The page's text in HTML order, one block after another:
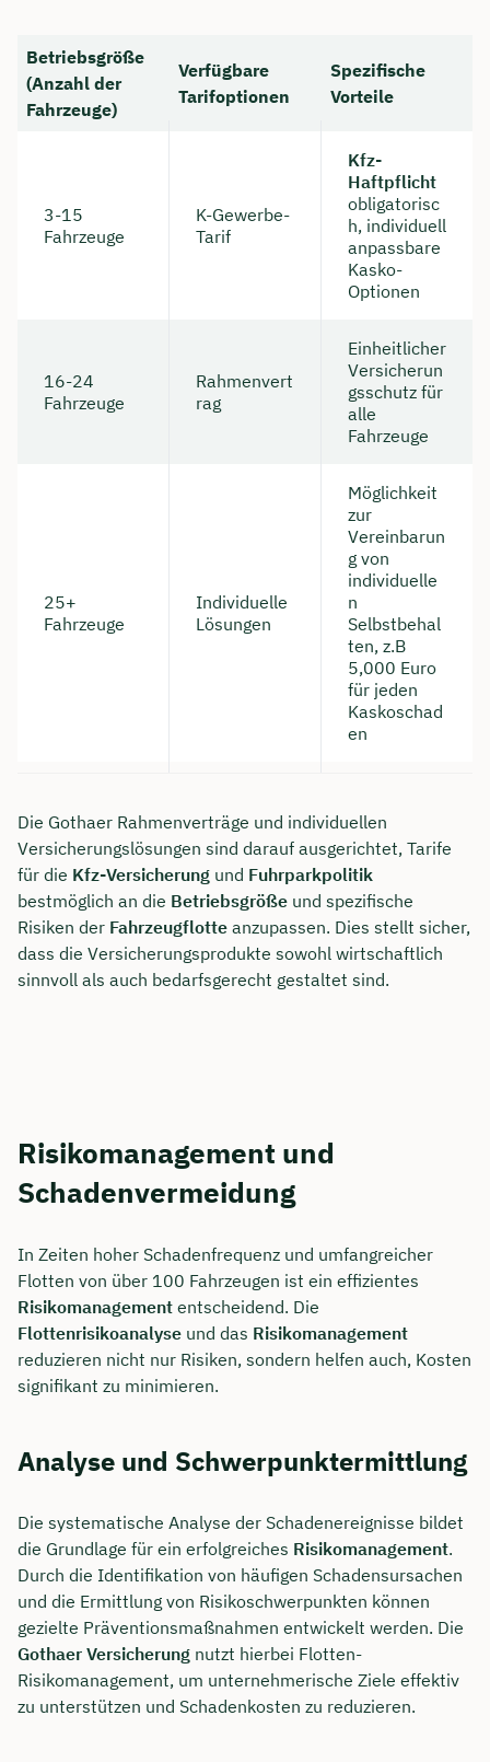
Betriebsgröße
(Anzahl der
Fahrzeuge)
Verfügbare
Tarifoptionen
Spezifische
Vorteile
3-15
Fahrzeuge
K-Gewerbe-
Tarif
Kfz-
Haftpflicht
obligatorisc
h, individuell
anpassbare
Kasko-
Optionen
16-24
Fahrzeuge
Rahmenvert
rag
Einheitlicher
Versicherun
gsschutz für
alle
Fahrzeuge
25+
Fahrzeuge
Individuelle
Lösungen
Möglichkeit
zur
Vereinbarun
g von
individuelle
n
Selbstbehal
ten, z.B
5,000 Euro
für jeden
Kaskoschad
en
Die Gothaer Rahmenverträge und individuellen
Versicherungslösungen sind darauf ausgerichtet, Tarife
für die Kfz-Versicherung und Fuhrparkpolitik
bestmöglich an die Betriebsgröße und spezifische
Risiken der Fahrzeugflotte anzupassen. Dies stellt sicher,
dass die Versicherungsprodukte sowohl wirtschaftlich
sinnvoll als auch bedarfsgerecht gestaltet sind.
Risikomanagement und
Schadenvermeidung
In Zeiten hoher Schadenfrequenz und umfangreicher
Flotten von über 100 Fahrzeugen ist ein effizientes
Risikomanagement entscheidend. Die
Flottenrisikoanalyse und das Risikomanagement
reduzieren nicht nur Risiken, sondern helfen auch, Kosten
signifikant zu minimieren.
Analyse und Schwerpunktermittlung
Die systematische Analyse der Schadenereignisse bildet
die Grundlage für ein erfolgreiches Risikomanagement.
Durch die Identifikation von häufigen Schadensursachen
und die Ermittlung von Risikoschwerpunkten können
gezielte Präventionsmaßnahmen entwickelt werden. Die
Gothaer Versicherung nutzt hierbei Flotten-
Risikomanagement, um unternehmerische Ziele effektiv
zu unterstützen und Schadenkosten zu reduzieren.
Kostenfrei & unverbindlich
🗓️ Wählen Sie jetzt Ihren Wunschtermin:
Meeting buchen